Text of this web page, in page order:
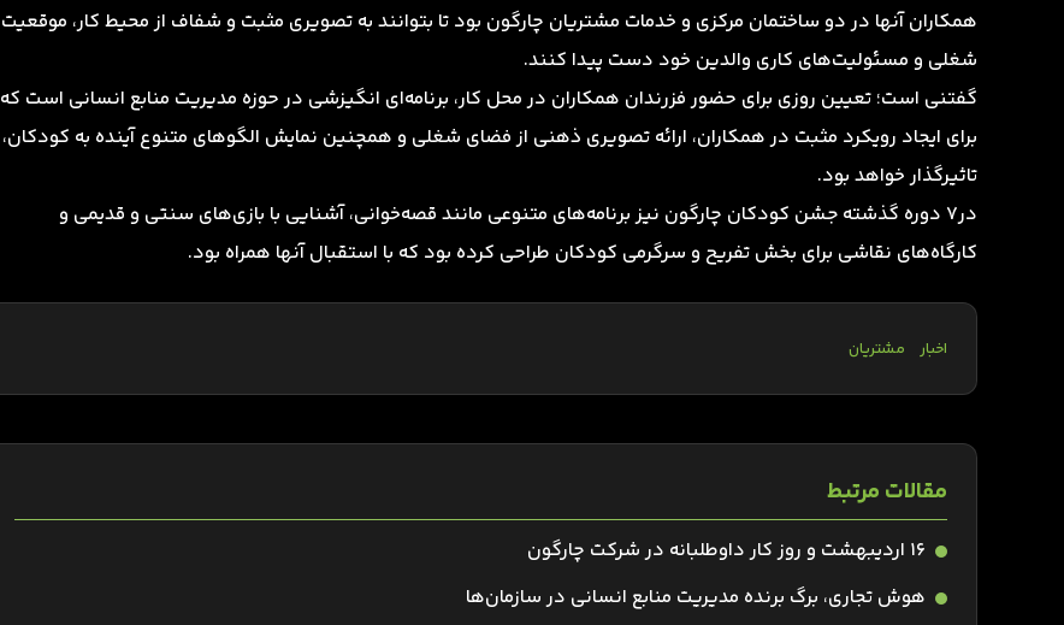
همکاران آنها در دو ساختمان مرکزی و خدمات مشتریان چارگون بود تا بتوانند به تصویری مثبت و شفاف از محیط کار، موقعیت
شغلی و مسئولیت‌های کاری والدین خود دست پیدا کنند.
گفتنی است؛ تعیین روزی برای حضور فزرندان همکاران در محل کار، برنامه‌ای انگیزشی در حوزه مدیریت منابع انسانی است که
برای ایجاد رویکرد مثبت در همکاران، ارائه تصویری ذهنی از فضای شغلی و همچنین نمایش الگوهای متنوع آینده به کودکان،
تاثیرگذار خواهد بود.
در7 دوره گذشته‌ جشن کودکان چارگون نیز برنامه‌های متنوعی مانند قصه‌خوانی، آشنایی با بازی‌های سنتی و قدیمی و
کارگاه‌های نقاشی برای بخش تفریح و سرگرمی کودکان طراحی کرده بود که با استقبال آنها همراه بود.
اخبار مشتریان
مقالات مرتبط
۱۶ اردیبهشت و روز کار داوطلبانه در شرکت چارگون
هوش تجاری، برگ برنده مدیریت منابع انسانی در سازمان‌ها